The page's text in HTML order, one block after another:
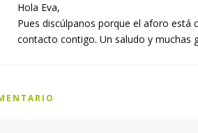
Hola Eva,
Pues discúlpanos porque el aforo
contacto contigo. Un saludo y muchas